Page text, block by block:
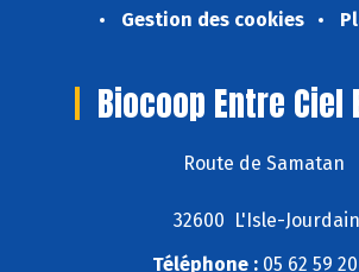
Gestion des cookies
Biocoop Entre Ciel
Route de Samatan
32600 L'Isle-Jourdain
Téléphone : 05 62 59